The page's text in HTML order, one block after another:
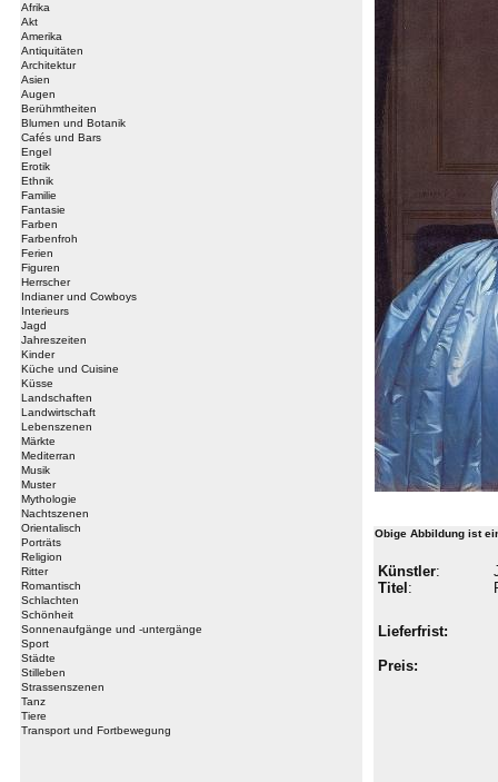
Afrika
Akt
Amerika
Antiquitäten
Architektur
Asien
Augen
Berühmtheiten
Blumen und Botanik
Cafés und Bars
Engel
Erotik
Ethnik
Familie
Fantasie
Farben
Farbenfroh
Ferien
Figuren
Herrscher
Indianer und Cowboys
Interieurs
Jagd
Jahreszeiten
Kinder
Küche und Cuisine
Küsse
Landschaften
Landwirtschaft
Lebenszenen
Märkte
Mediterran
Musik
Muster
Mythologie
Nachtszenen
Orientalisch
Porträts
Religion
Ritter
Romantisch
Schlachten
Schönheit
Sonnenaufgänge und -untergänge
Sport
Städte
Stilleben
Strassenszenen
Tanz
Tiere
Transport und Fortbewegung
Obige Abbildung ist
Künstler:
Titel :
Lieferfrist:
Preis: